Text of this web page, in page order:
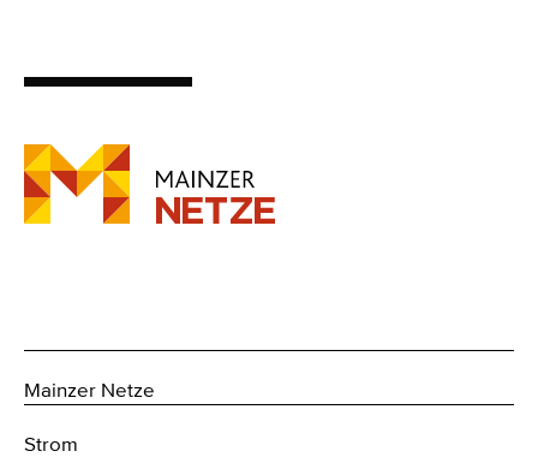
Mainzer Netze
Strom